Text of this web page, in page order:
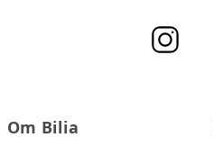
Om Bilia